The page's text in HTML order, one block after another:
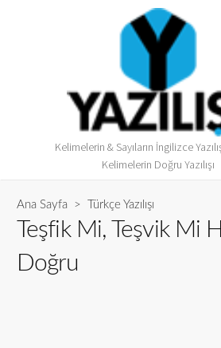
Kelimelerin & Sayıların İngilizce
Kelimelerin Doğru Yazılışı
Ana Sayfa > Türkçe Yazılışı
Teşfik Mi, Teşvik Mi
Doğru